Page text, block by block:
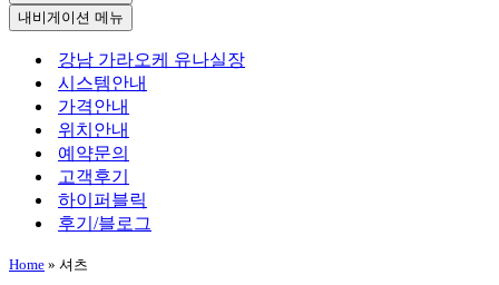
내비게이션 메뉴
강남 가라오케 유나실장
시스템안내
가격안내
위치안내
예약문의
고객후기
하이퍼블릭
후기/블로그
Home » 셔츠